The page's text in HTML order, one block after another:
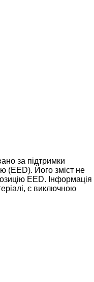
за підтримки
(EED). Його зміст не
EED. Інформація
є виключною